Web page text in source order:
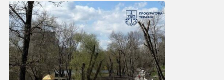
13:48, 7.08.2026